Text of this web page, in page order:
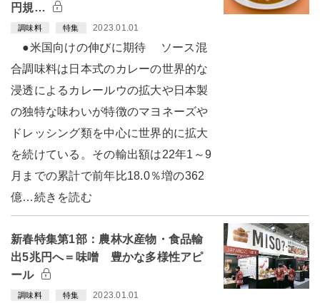
円規…
調味料 特集 2023.01.01
●米国向けの伸びに期待 ソース混
合調味料は日本式のカレーの世界的な
浸透によるカレールウの拡大や日本製
の独特な味わいが特徴のマヨネーズや
ドレッシング類を中心に世界的に拡大
を続けている。その輸出額は22年1～9
月までの累計で前年比18.0％増の362
億…続きを読む
新春特集第1部：農林水産物・食品輸
出5兆円へ＝味噌 豊かな多様性アピ
ール
調味料 特集 2023.01.01